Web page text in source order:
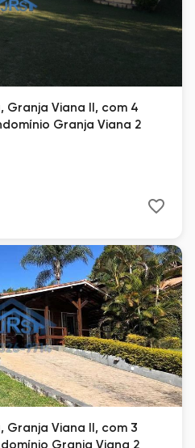
Granja Viana II, com 4
Granja Viana 2
Granja Viana II, com 3
Granja Viana 2